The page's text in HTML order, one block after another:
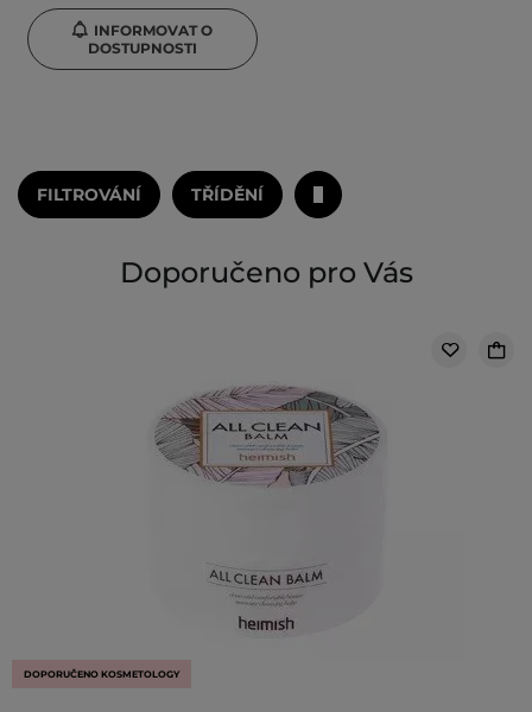
INFORMOVAT O
DOSTUPNOSTI
FILTROVÁNÍ TŘÍDĚNÍ
Doporučeno pro Vás
DOPORUČENO KOSMETOLOGY